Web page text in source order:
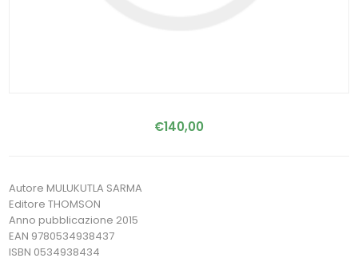
€140,00
Autore MULUKUTLA SARMA
Editore THOMSON
Anno pubblicazione 2015
EAN 9780534938437
ISBN 0534938434